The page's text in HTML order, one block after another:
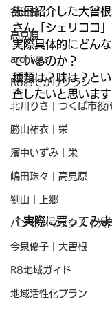
谷田部
高見原
archives
R8おでかけプラン
北川りさ | つくば市役
勝山祐衣 | 栄
濱中いずみ | 栄
嶋田珠々 | 高見原
劉山 | 上郷
ハンセンマックス | 大
今泉優子 | 大曽根
R8地域ガイド
地域活性化プラン
先日紹介した大曾
さん「シェリココ」
実際具体的にどん
ているのか？
種類は？味は？と
査したいと思います
↑実際に買ってみま